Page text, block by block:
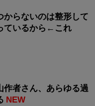
からないのは整形して
ているから←これ
作者さん、あらゆる過
NEW